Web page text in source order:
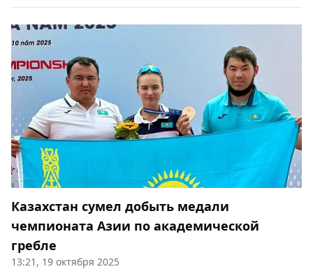
Казахстан сумел добыть медали
чемпионата Азии по академической
гребле
13:21, 19 октября 2025